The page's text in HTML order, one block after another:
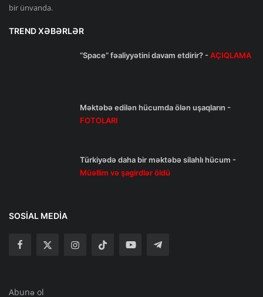
bir ünvanda.
TREND XƏBƏRLƏR
“Space” fəaliyyətini davam etdirir? -AÇIQLAMA
Məktəbə edilən hücumda ölən uşaqların -
FOTOLARI
Türkiyədə daha bir məktəbə silahlı hücum -
Müəllim və şagirdlər öldü
SOSIAL MEDIA
Abunə ol